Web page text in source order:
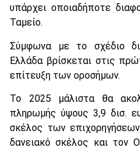
υπάρχει οποιαδήποτε
Ταμείο.
Σύμφωνα με το σχέδιο
Ελλάδα βρίσκεται στις
επίτευξη των οροσήμων.
Το 2025 μάλιστα θα
πληρωμής ύψους 3,9 δισ.
σκέλος των
δανειακό σκέλος και τον